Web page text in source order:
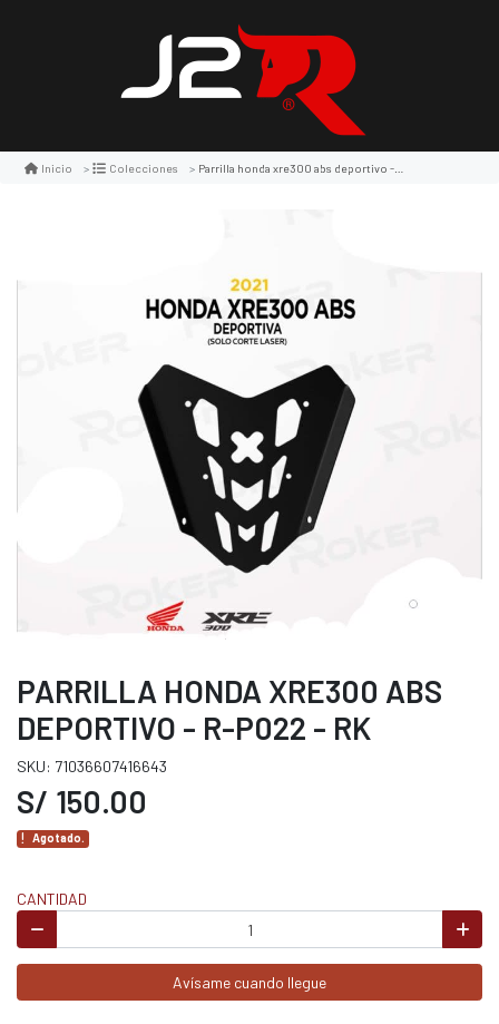
Inicio Colecciones Parrilla honda xre300 abs deportivo - r-p022 - rk
PARRILLA HONDA XRE300 ABS
DEPORTIVO - R-P022 - RK
SKU: 71036607416643
S/ 150.00
Agotado.
CANTIDAD
Avísame cuando llegue